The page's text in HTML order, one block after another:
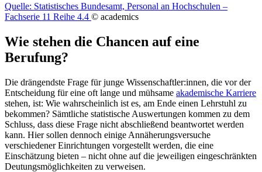
Quelle: Statistisches Bundesamt, Personal an Hochschulen –
Fachserie 11 Reihe 4.4 © academics
Wie stehen die Chancen auf eine
Berufung?
Die drängendste Frage für junge Wissenschaftler:innen, die vor der
Entscheidung für eine oft lange und mühsame akademische Karriere
stehen, ist: Wie wahrscheinlich ist es, am Ende einen Lehrstuhl zu
bekommen? Sämtliche statistische Auswertungen kommen zu dem
Schluss, dass diese Frage nicht abschließend beantwortet werden
kann. Hier sollen dennoch einige Annäherungsversuche
verschiedener Einrichtungen vorgestellt werden, die eine
Einschätzung bieten – nicht ohne auf die jeweiligen eingeschränkten
Deutungsmöglichkeiten zu verweisen.